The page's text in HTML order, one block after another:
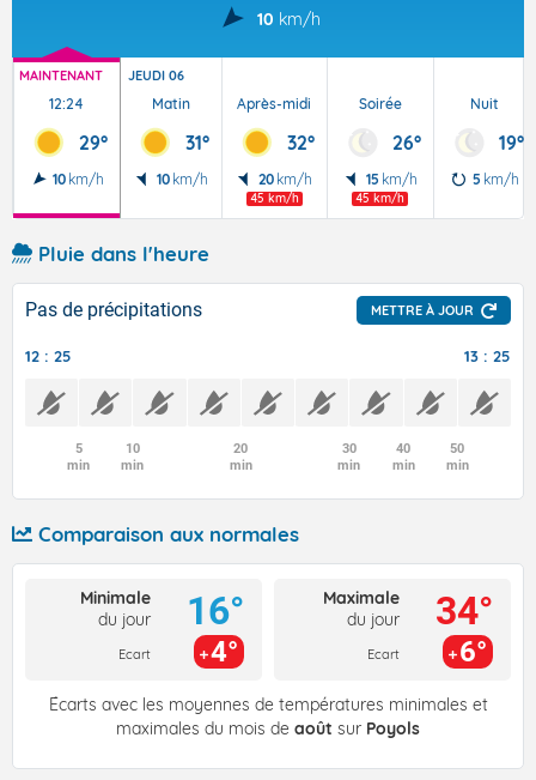
10 km/h
MAINTENANT
12:24
29°
10 km/h
JEUDI 06
Matin
31°
10 km/h
Après-midi
32°
20 km/h
45 km/h
Soirée
26°
15 km/h
45 km/h
Nuit
19°
5 km/h
Pluie dans l'heure
Pas de précipitations METTRE À JOUR
12 : 25 13 : 25
5
min
10
min
20
min
30
min
40
min
50
min
Comparaison aux normales
Minimale
du jour
Ecart
16°
4°
Maximale
du jour
Ecart
34°
6°
Écarts avec les moyennes de températures minimales et
maximales du mois de août sur Poyols